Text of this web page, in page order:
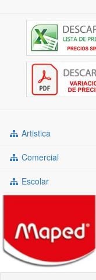
Artistica
Comercial
Escolar